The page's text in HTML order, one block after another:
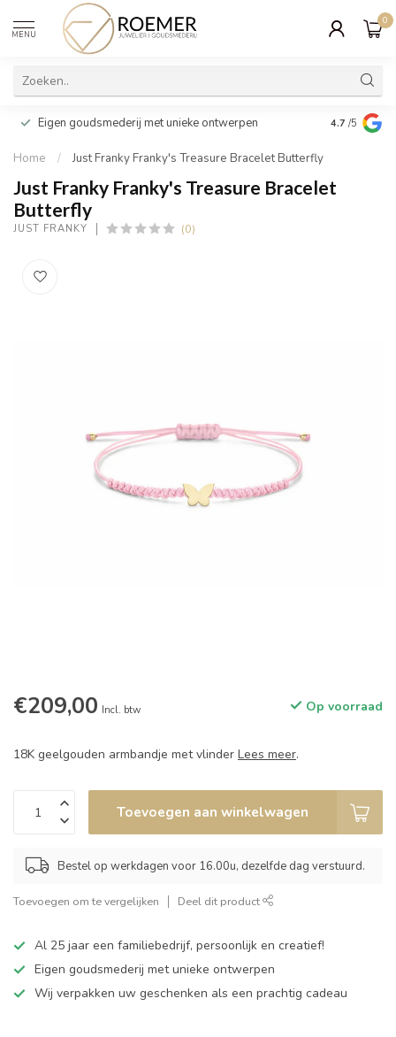
MENU
0
Eigen goudsmederij met unieke ontwerpen Wij
cadeau
4.7 /5
Home / Just Franky Franky's Treasure Bracelet Butterfly
Just Franky Franky's Treasure Bracelet
Butterfly
JUST FRANKY (0)
€209,00 Incl. btw Op voorraad
18K geelgouden armbandje met vlinder Lees meer.
Toevoegen aan winkelwagen
Bestel op werkdagen voor 16.00u, dezelfde dag verstuurd.
Toevoegen om te vergelijken Deel dit product
Al 25 jaar een familiebedrijf, persoonlijk en creatief!
Eigen goudsmederij met unieke ontwerpen
Wij verpakken uw geschenken als een prachtig cadeau